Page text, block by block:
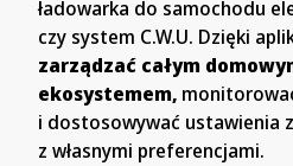
ładowarka do samochodu
czy system C.W.U. Dzięki
zarządzać całym
ekosystemem,
i dostosowywać ustawienia
z własnymi preferencjami.